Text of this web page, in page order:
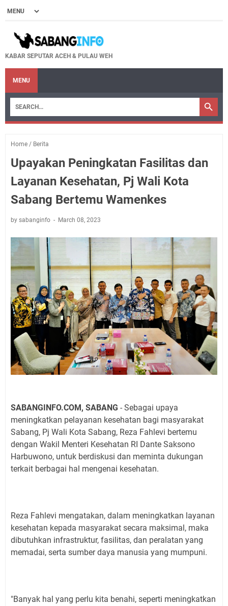
KABAR SEPUTAR ACEH & PULAU WEH
MENU
Home / Berita
Upayakan Peningkatan Fasilitas dan
Layanan Kesehatan, Pj Wali Kota
Sabang Bertemu Wamenkes
by sabanginfo March 08, 2023
SABANGINFO.COM, SABANG - Sebagai upaya
meningkatkan pelayanan kesehatan bagi masyarakat
Sabang, Pj Wali Kota Sabang, Reza Fahlevi bertemu
dengan Wakil Menteri Kesehatan RI Dante Saksono
Harbuwono, untuk berdiskusi dan meminta dukungan
terkait berbagai hal mengenai kesehatan.
Reza Fahlevi mengatakan, dalam meningkatkan layanan
kesehatan kepada masyarakat secara maksimal, maka
dibutuhkan infrastruktur, fasilitas, dan peralatan yang
memadai, serta sumber daya manusia yang mumpuni.
"Banyak hal yang perlu kita benahi, seperti meningkatkan